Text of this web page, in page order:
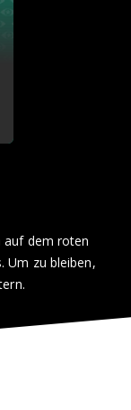
auf dem roten
Um zu bleiben,